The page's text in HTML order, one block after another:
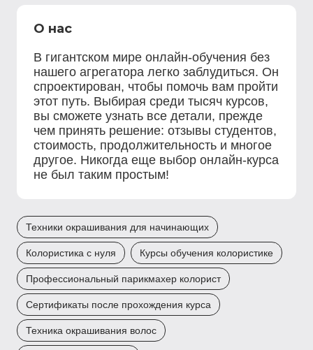
О нас
В гигантском мире онлайн-обучения без
нашего агрегатора легко заблудиться. Он
спроектирован, чтобы помочь вам пройти
этот путь. Выбирая среди тысяч курсов,
вы сможете узнать все детали, прежде
чем принять решение: отзывы студентов,
стоимость, продолжительность и многое
другое. Никогда еще выбор онлайн-курса
не был таким простым!
Техники окрашивания для начинающих
Колористика с нуля Курсы обучения колористике
Профессиональный парикмахер колорист
Сертификаты после прохождения курса
Техника окрашивания волос